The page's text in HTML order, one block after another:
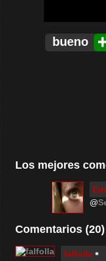
bueno
Los mejores
@
Comentarios (20)
falfolla